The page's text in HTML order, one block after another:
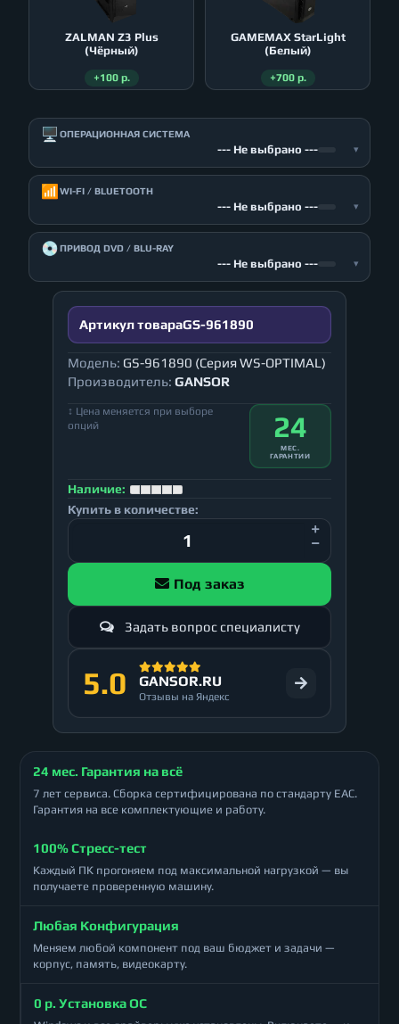
ZALMAN Z3 Plus
(Чёрный)
+100 р.
GAMEMAX StarLight
(Белый)
+700 р.
🖥️ ОПЕРАЦИОННАЯ СИСТЕМА
--- Не выбрано --- ▾
📶 WI-FI / BLUETOOTH
--- Не выбрано --- ▾
💿ПРИВОД DVD / BLU-RAY
--- Не выбрано --- ▾
Артикул товараGS-961890
Модель: GS-961890 (Серия WS-OPTIMAL)
Производитель: GANSOR
↕ Цена меняется при выборе
опций
24
МЕС.
ГАРАНТИИ
Наличие:
Купить в количестве:
Под заказ
Задать вопрос специалисту
5.0 GANSOR.RU
Отзывы на Яндекс
24 мес. Гарантия на всё
7 лет сервиса. Сборка сертифицирована по стандарту ЕАС.
Гарантия на все комплектующие и работу.
100% Стресс-тест
Каждый ПК прогоняем под максимальной нагрузкой — вы
получаете проверенную машину.
Любая Конфигурация
Меняем любой компонент под ваш бюджет и задачи —
корпус, память, видеокарту.
0 р. Установка ОС